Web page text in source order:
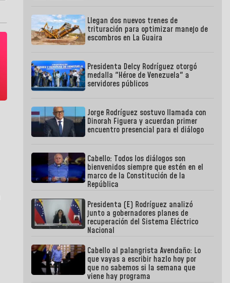
Llegan dos nuevos trenes de
trituración para optimizar manejo de
escombros en La Guaira
Presidenta Delcy Rodríguez otorgó
medalla "Héroe de Venezuela" a
servidores públicos
Jorge Rodríguez sostuvo llamada con
Dinorah Figuera y acuerdan primer
encuentro presencial para el diálogo
Cabello: Todos los diálogos son
bienvenidos siempre que estén en el
marco de la Constitución de la
República
Presidenta (E) Rodríguez analizó
junto a gobernadores planes de
recuperación del Sistema Eléctrico
Nacional
Cabello al palangrista Avendaño: Lo
que vayas a escribir hazlo hoy por
que no sabemos si la semana que
viene hay programa